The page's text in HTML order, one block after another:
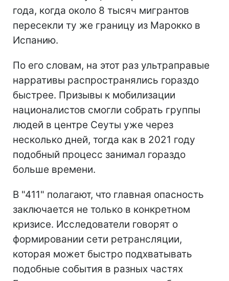
года, когда около 8 тысяч мигрантов
пересекли ту же границу из Марокко в
Испанию.
По его словам, на этот раз ультраправые
нарративы распространялись гораздо
быстрее. Призывы к мобилизации
националистов смогли собрать группы
людей в центре Сеуты уже через
несколько дней, тогда как в 2021 году
подобный процесс занимал гораздо
больше времени.
В "411" полагают, что главная опасность
заключается не только в конкретном
кризисе. Исследователи говорят о
формировании сети ретрансляции,
которая может быстро подхватывать
подобные события в разных частях